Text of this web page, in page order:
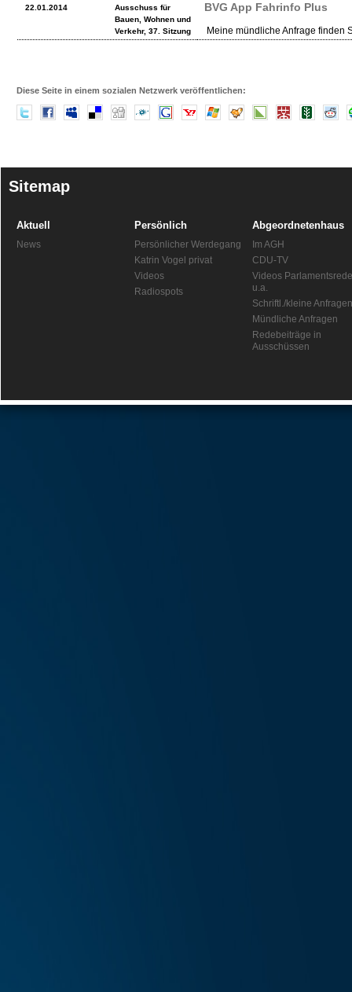
22.01.2014
Ausschuss für
Bauen, Wohnen und
Verkehr, 37. Sitzung
BVG App Fahrinfo Plus
Meine mündliche Anfrage finden
Diese Seite in einem sozialen Netzwerk veröffentlichen:
Sitemap
Aktuell
News
Persönlich
Persönlicher Werdegang
Katrin Vogel privat
Videos
Radiospots
Abgeordnetenhaus
Im AGH
CDU-TV
Videos
u.a.
Schriftl./kleine Anfragen
Mündliche Anfragen
Redebeiträge in
Ausschüssen